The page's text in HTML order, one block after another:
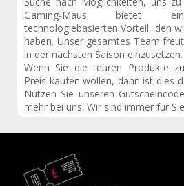
Gaming-Maus bietet
technologiebasierten Vorteil, den
haben. Unser gesamtes Team
in der nächsten Saison einzusetzen.
Wenn Sie die teuren Produkte
Preis kaufen wollen, dann ist dies
Nutzen Sie unseren
mehr bei uns. Wir sind immer für